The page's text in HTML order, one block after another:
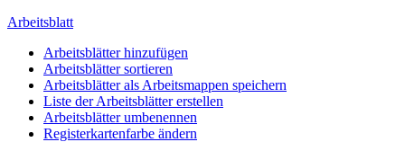
Arbeitsblatt
Arbeitsblätter hinzufügen
Arbeitsblätter sortieren
Arbeitsblätter als Arbeitsmappen speichern
Liste der Arbeitsblätter erstellen
Arbeitsblätter umbenennen
Registerkartenfarbe ändern